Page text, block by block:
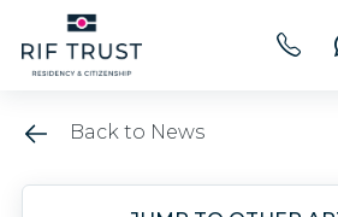
Back to News